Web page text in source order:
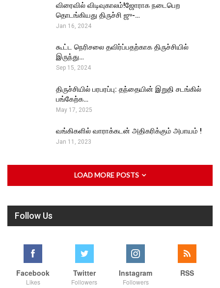
விரைவில் விடிவுகாலம்!ஜோராக நடைபெற
தொடங்கியது திருச்சி ஜு-…
Jan 16, 2024
கூட்ட நெரிசலை தவிர்ப்பதற்காக திருச்சியில்
இருந்து…
Sep 15, 2024
திருச்சியில் பரபரப்பு: தந்தையின் இறுதி சடங்கில்
பங்கேற்க…
May 17, 2025
வங்கிகளில் வாராக்கடன் அதிகரிக்கும் அபாயம் !
Jan 11, 2023
LOAD MORE POSTS
Follow Us
Facebook
Likes
Twitter
Followers
Instagram
Followers
RSS